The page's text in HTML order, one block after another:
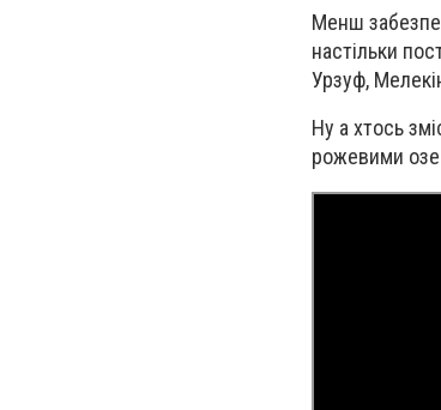
Менш
настільки
Урзуф,
Ну а хтось
рожевими